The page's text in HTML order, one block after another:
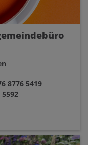
8776 5419